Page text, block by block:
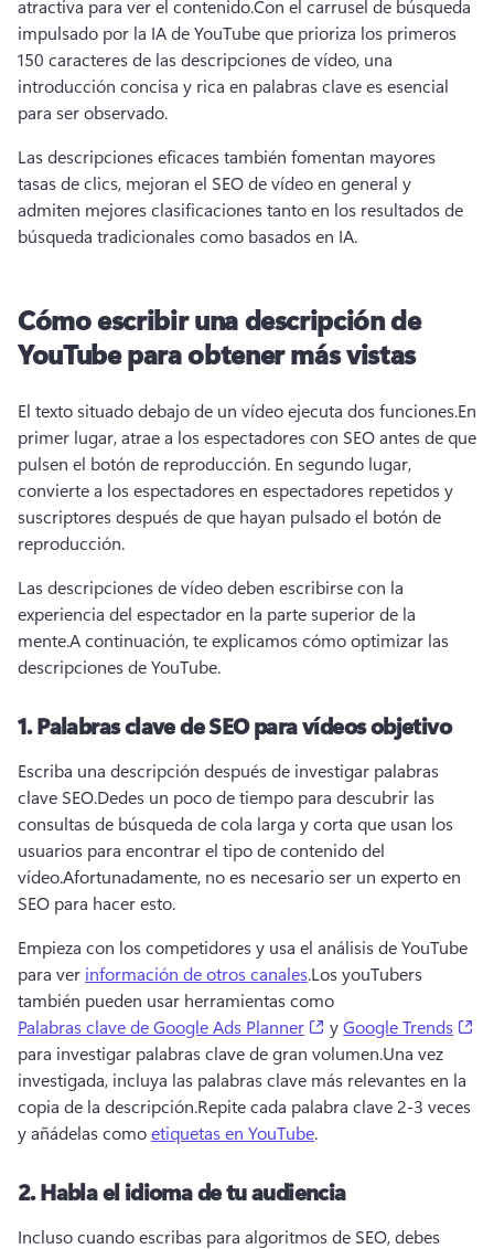
atractiva para ver el contenido.Con el carrusel de búsqueda
impulsado por la IA de YouTube que prioriza los primeros
150 caracteres de las descripciones de vídeo, una
introducción concisa y rica en palabras clave es esencial
para ser observado.
Las descripciones eficaces también fomentan mayores
tasas de clics, mejoran el SEO de vídeo en general y
admiten mejores clasificaciones tanto en los resultados de
búsqueda tradicionales como basados en IA.
Cómo escribir una descripción de
YouTube para obtener más vistas
El texto situado debajo de un vídeo ejecuta dos funciones.En
primer lugar, atrae a los espectadores con SEO antes de que
pulsen el botón de reproducción. En segundo lugar,
convierte a los espectadores en espectadores repetidos y
suscriptores después de que hayan pulsado el botón de
reproducción.
Las descripciones de vídeo deben escribirse con la
experiencia del espectador en la parte superior de la
mente.A continuación, te explicamos cómo optimizar las
descripciones de YouTube.
1.Palabras clave de SEO para vídeos objetivo
Escriba una descripción después de investigar palabras
clave SEO.Dedes un poco de tiempo para descubrir las
consultas de búsqueda de cola larga y corta que usan los
usuarios para encontrar el tipo de contenido del
vídeo.Afortunadamente, no es necesario ser un experto en
SEO para hacer esto.
Empieza con los competidores y usa el análisis de YouTube
para ver información de otros canales.Los youTubers
también pueden usar herramientas como
Palabras clave de Google Ads Planner
(opens in a new tab)
y Google Trends
para investigar palabras clave de gran volumen.Una vez
investigada, incluya las palabras clave más relevantes en la
copia de la descripción.Repite cada palabra clave 2-3 veces
y añádelas como etiquetas en YouTube.
2.Habla el idioma de tu audiencia
Incluso cuando escribas para algoritmos de SEO, debes